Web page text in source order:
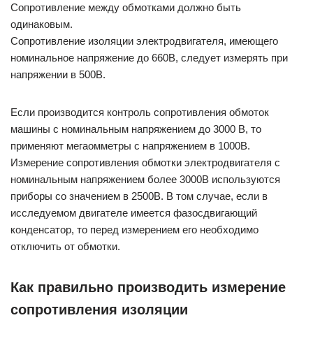
Сопротивление между обмотками должно быть
одинаковым.
Сопротивление изоляции электродвигателя, имеющего
номинальное напряжение до 660В, следует измерять при
напряжении в 500В.
Если производится контроль сопротивления обмоток
машины с номинальным напряжением до 3000 В, то
применяют мегаомметры с напряжением в 1000В.
Измерение сопротивления обмотки электродвигателя с
номинальным напряжением более 3000В используются
приборы со значением в 2500В. В том случае, если в
исследуемом двигателе имеется фазосдвигающий
конденсатор, то перед измерением его необходимо
отключить от обмотки.
Как правильно производить измерение
сопротивления изоляции